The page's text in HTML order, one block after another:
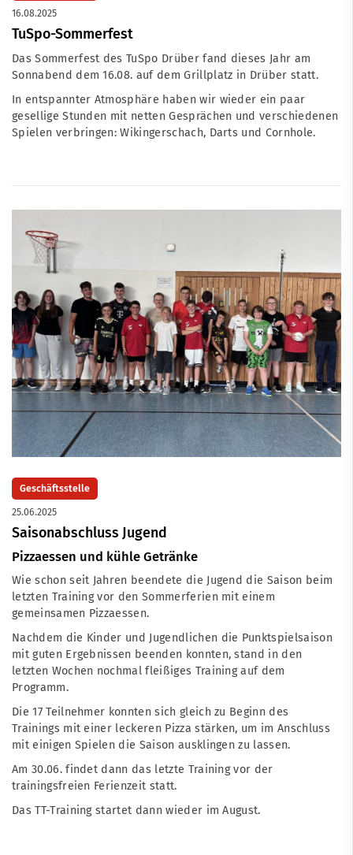
16.08.2025
TuSpo-Sommerfest
Das Sommerfest des TuSpo Drüber fand dieses Jahr am
Sonnabend dem 16.08. auf dem Grillplatz in Drüber statt.
In entspannter Atmosphäre haben wir wieder ein paar
gesellige Stunden mit netten Gesprächen und verschiedenen
Spielen verbringen: Wikingerschach, Darts und Cornhole.
Geschäftsstelle
25.06.2025
Saisonabschluss Jugend
Pizzaessen und kühle Getränke
Wie schon seit Jahren beendete die Jugend die Saison beim
letzten Training vor den Sommerferien mit einem
gemeinsamen Pizzaessen.
Nachdem die Kinder und Jugendlichen die Punktspielsaison
mit guten Ergebnissen beenden konnten, stand in den
letzten Wochen nochmal fleißiges Training auf dem
Programm.
Die 17 Teilnehmer konnten sich gleich zu Beginn des
Trainings mit einer leckeren Pizza stärken, um im Anschluss
mit einigen Spielen die Saison ausklingen zu lassen.
Am 30.06. findet dann das letzte Training vor der
trainingsfreien Ferienzeit statt.
Das TT-Training startet dann wieder im August.